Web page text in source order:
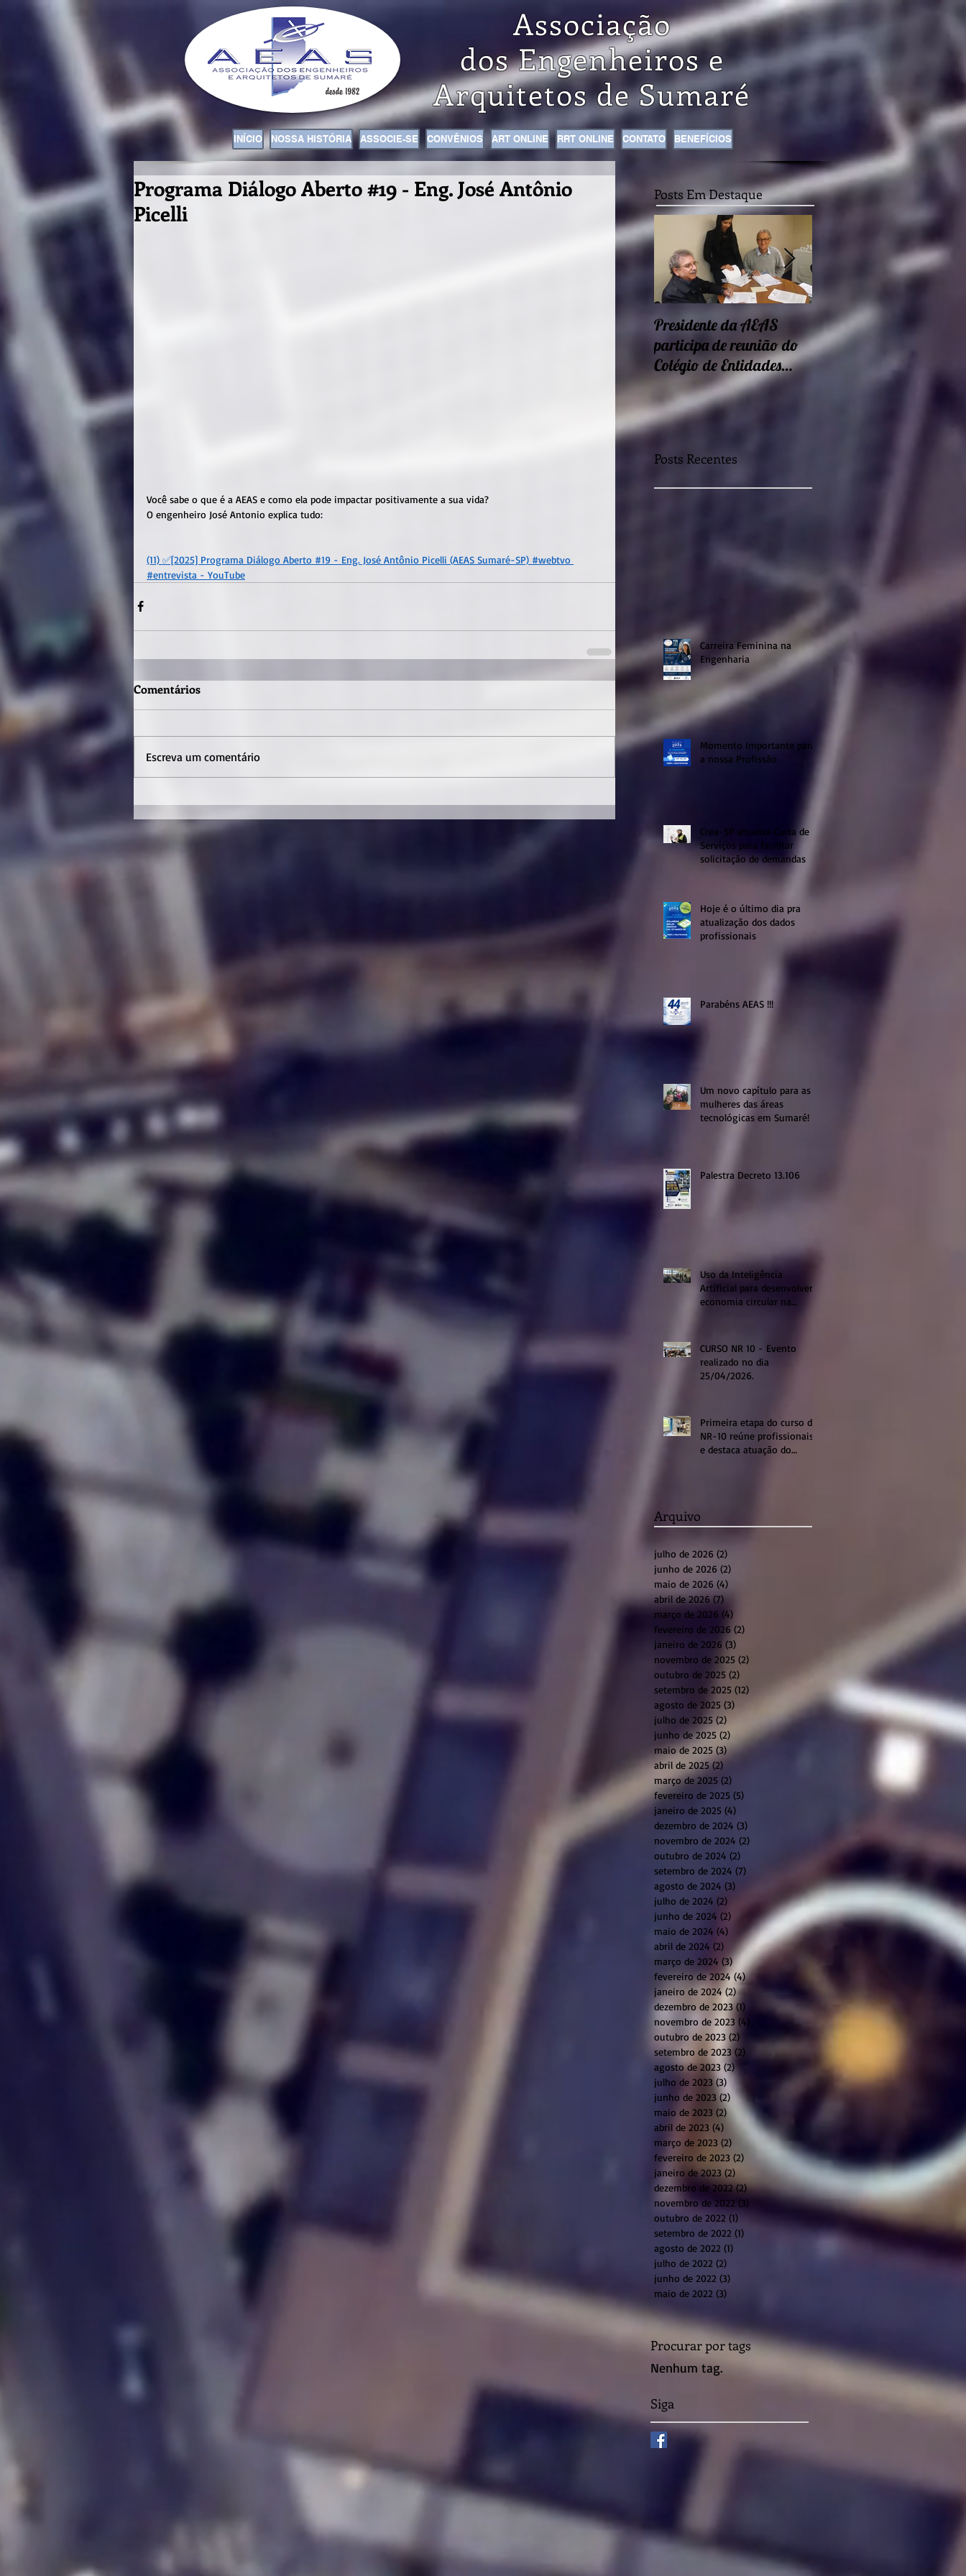
Associação
dos Engenheiros e
Arquitetos deSumaré
INÍCIO NOSSA HISTÓRIA ASSOCIE-SE CONVÊNIOS ART ONLINE RRT ONLINE CONTATO BENEFÍCIOS
Programa Diálogo Aberto #19 - Eng. José Antônio
Picelli
Você sabe o que é a AEAS e como ela pode impactar positivamente a sua vida?
O engenheiro José Antonio explica tudo:
(11) ✅[2025] Programa Diálogo Aberto #19 - Eng. José Antônio Picelli (AEAS Sumaré-SP) #webtvo
#entrevista - YouTube
Comentários
Escreva um comentário
Posts Em Destaque
Presidente da AEAS
participa de reunião do
Colégio de Entidades
Regionais
Encontros sobre Eficiência
energética e
sustentabilidade seguem
nessa semana
Posts Recentes
Carreira Feminina na
Engenharia
Momento Importante para
a nossa Profissão
Crea-SP atualiza Carta de
Serviços para facilitar
solicitação de demandas
Hoje é o último dia pra
atualização dos dados
profissionais
Parabéns AEAS !!!
Um novo capítulo para as
mulheres das áreas
tecnológicas em Sumaré!
Palestra Decreto 13.106
Uso da Inteligência
Artificial para desenvolver a
economia circular na
CURSO NR 10 - Evento
realizado no dia
25/04/2026.
Primeira etapa do curso de
NR-10 reúne profissionais
e destaca atuação do
Arquivo
julho de 2026 (2)
junho de 2026 (2)
maio de 2026 (4)
abril de 2026 (7)7 posts
março de 2026 (4)
fevereiro de 2026 (2)
janeiro de 2026 (3)
novembro de 2025 (2)
outubro de 2025 (2)
setembro de 2025 (12)
agosto de 2025 (3)
julho de 2025 (2)
junho de 2025 (2) 2 posts
maio de 2025 (3)3 posts
abril de 2025 (2)
março de 2025 (2)
fevereiro de 2025 (5)
janeiro de 2025 (4)
dezembro de 2024 (3)
novembro de 2024 (2)
outubro de 2024 (2)
setembro de 2024 (7)
agosto de 2024 (3)
julho de 2024 (2)
junho de 2024 (2) 2 posts
maio de 2024 (4) 4 posts
abril de 2024 (2) 2 posts
março de 2024 (3)3 posts
fevereiro de 2024 (4)4 posts
janeiro de 2024 (2)2 posts
dezembro de 2023 (1)
novembro de 2023 (4) 4 posts
outubro de 2023 (2) 2 posts
setembro de 2023 (2)
agosto de 2023 (2)
julho de 2023 (3)
junho de 2023 (2) 2 posts
maio de 2023 (2)2 posts
abril de 2023 (4) 4 posts
março de 2023 (2) 2 posts
fevereiro de 2023 (2) 2 posts
janeiro de 2023 (2)
dezembro de 2022 (2)2 posts
novembro de 2022 (3)
outubro de 2022 (1)
setembro de 2022 (1)
agosto de 2022 (1)
julho de 2022 (2)
junho de 2022 (3)
maio de 2022 (3)
Procurar por tags
Nenhum tag.
Siga